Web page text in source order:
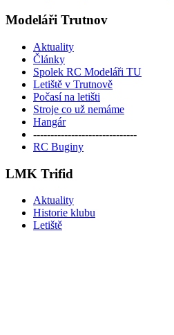
Modeláři Trutnov
Aktuality
Články
Spolek RC Modeláři TU
Letiště v Trutnově
Počasí na letišti
Stroje co už nemáme
Hangár
------------------------------
RC Buginy
LMK Trifid
Aktuality
Historie klubu
Letiště